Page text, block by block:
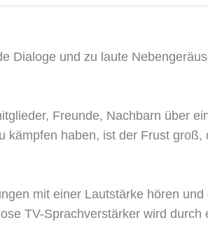
Dialoge und zu laute
Freunde, Nachbarn über
kämpfen haben, ist der Frust
mit einer Lautstärke hören
TV-Sprachverstärker wird durch